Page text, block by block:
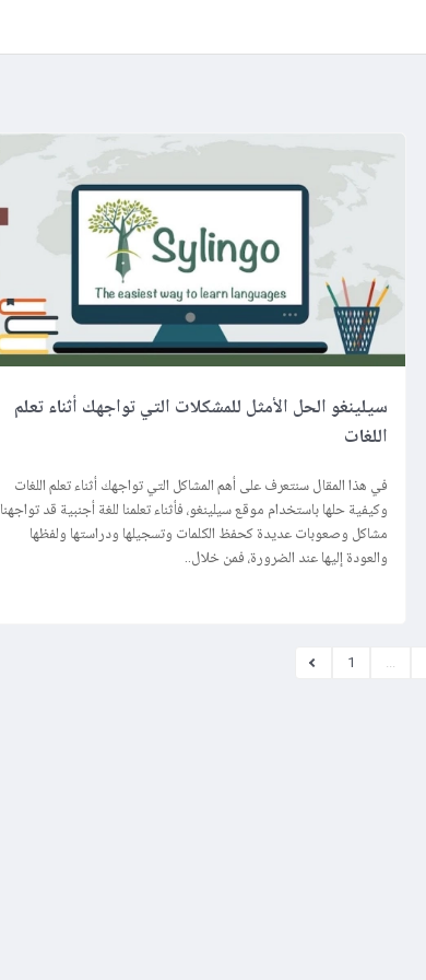
سيلينغو الحل الأمثل للمشكلات التي تواجهك أثناء تعلم
اللغات
في هذا المقال سنتعرف على أهم المشاكل التي تواجهك أثناء تعلم اللغات
وكيفية حلها باستخدام موقع سيلينغو، فأثناء تعلمنا للغة أجنبية قد تواجهنا
مشاكل وصعوبات عديدة كحفظ الكلمات وتسجيلها ودراستها ولفظها
والعودة إليها عند الضرورة، فمن خلال..
1 ...